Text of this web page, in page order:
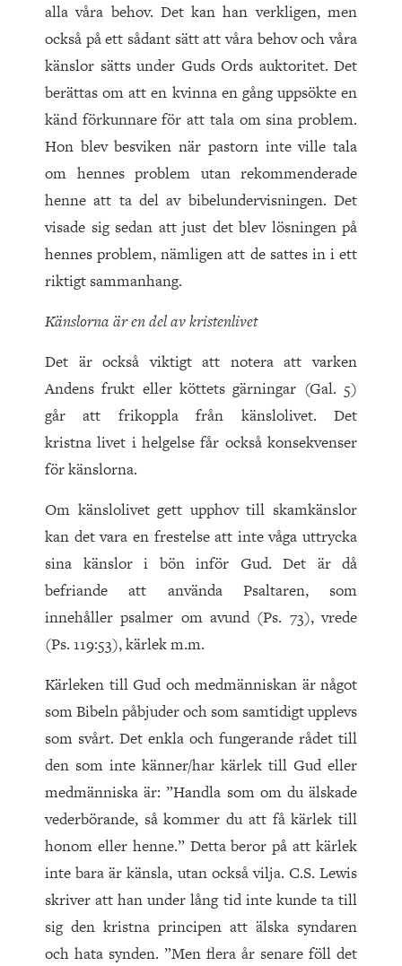
alla våra behov. Det kan han verkligen, men
också på ett sådant sätt att våra behov och våra
känslor sätts under Guds Ords auktoritet. Det
berättas om att en kvinna en gång uppsökte en
känd förkunnare för att tala om sina problem.
Hon blev besviken när pastorn inte ville tala
om hennes problem utan rekommenderade
henne att ta del av bibelundervisningen. Det
visade sig sedan att just det blev lösningen på
hennes problem, nämligen att de sattes in i ett
riktigt sammanhang.
Känslorna är en del av kristenlivet
Det är också viktigt att notera att varken
Andens frukt eller köttets gärningar (Gal. 5)
går att frikoppla från känslolivet. Det
kristna livet i helgelse får också konsekvenser
för känslorna.
Om känslolivet gett upphov till skamkänslor
kan det vara en frestelse att inte våga uttrycka
sina känslor i bön inför Gud. Det är då
befriande att använda Psaltaren, som
innehåller psalmer om avund (Ps. 73), vrede
(Ps. 119:53), kärlek m.m.
Kärleken till Gud och medmänniskan är något
som Bibeln påbjuder och som samtidigt upplevs
som svårt. Det enkla och fungerande rådet till
den som inte känner/har kärlek till Gud eller
medmänniska är: ”Handla som om du älskade
vederbörande, så kommer du att få kärlek till
honom eller henne.” Detta beror på att kärlek
inte bara är känsla, utan också vilja. C.S. Lewis
skriver att han under lång tid inte kunde ta till
sig den kristna principen att älska syndaren
och hata synden. ”Men flera år senare föll det